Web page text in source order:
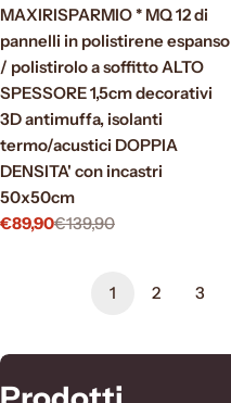
MAXIRISPARMIO * MQ 12 di
pannelli in polistirene espanso
/ polistirolo a soffitto ALTO
SPESSORE 1,5cm decorativi
3D antimuffa, isolanti
termo/acustici DOPPIA
DENSITA' con incastri
50x50cm
Prezzo
€89,90
Prezzo€139,90
1 2 3